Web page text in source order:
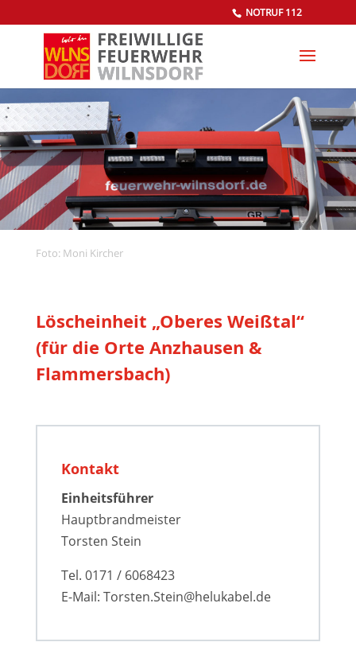
NOTRUF 112
Foto: Moni Kircher
Löscheinheit „Oberes Weißtal“
(für die Orte Anzhausen &
Flammersbach)
Kontakt
Einheitsführer
Hauptbrandmeister
Torsten Stein
Tel. 0171 / 6068423
E-Mail: Torsten.Stein@helukabel.de